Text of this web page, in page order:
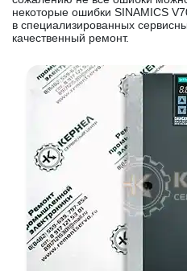
некоторые ошибки SINAMICS
в специализированных
качественный ремонт.